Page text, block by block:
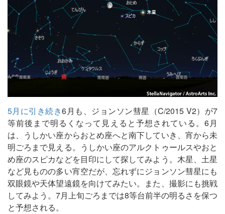
5月に引き続き6月も、ジョンソン彗星（C/2015 V2）が7
等前後まで明るくなって見えると予想されている。6月
は、うしかい座からおとめ座へと南下していき、宵から未
明ごろまで見える。うしかい座のアルクトゥールスやおと
め座のスピカなどを目印にして探してみよう。木星、土星
など見ものの多い宵空だが、忘れずにジョンソン彗星にも
双眼鏡や天体望遠鏡を向けてみたい。また、撮影にも挑戦
してみよう。7月上旬ごろまでは8等台前半の明るさを保つ
と予想される。